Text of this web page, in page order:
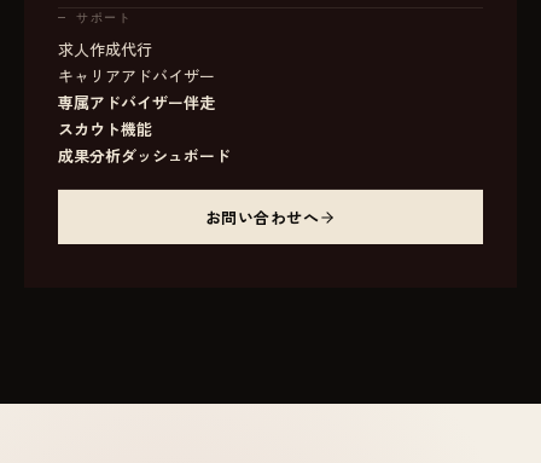
—サポート
求人作成代行
キャリアアドバイザー
専属アドバイザー伴走
スカウト機能
成果分析ダッシュボード
お問い合わせへ